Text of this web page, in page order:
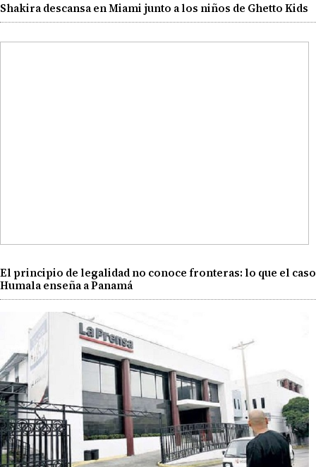
Shakira descansa en Miami junto a los niños de Ghetto Kids
El principio de legalidad no conoce fronteras: lo que el caso
Humala enseña a Panamá